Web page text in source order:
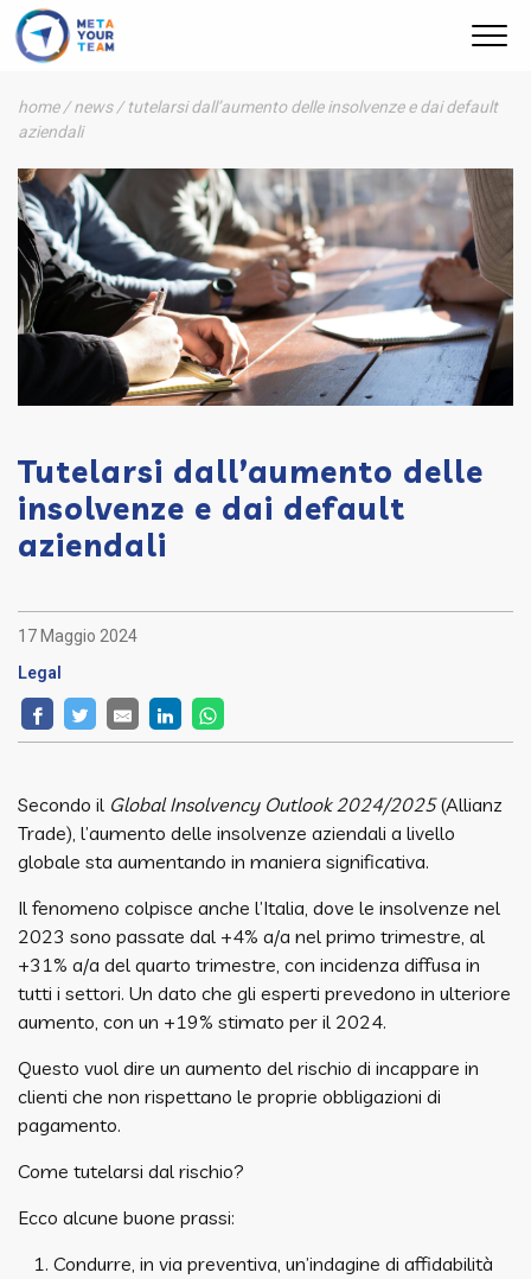
home / news / tutelarsi dall’aumento delle insolvenze e dai default
aziendali
Tutelarsi dall’aumento delle
insolvenze e dai default
aziendali
17 Maggio 2024
Legal
Secondo il Global Insolvency Outlook 2024/2025(Allianz
Trade), l’aumento delle insolvenze aziendali a livello
globale sta aumentando in maniera significativa.
Il fenomeno colpisce anche l’Italia, dove le insolvenze nel
2023 sono passate dal +4% a/a nel primo trimestre, al
+31% a/a del quarto trimestre, con incidenza diffusa in
tutti i settori. Un dato che gli esperti prevedono in ulteriore
aumento, con un +19% stimato per il 2024.
Questo vuol dire un aumento del rischio di incappare in
clienti che non rispettano le proprie obbligazioni di
pagamento.
Come tutelarsi dal rischio?
Ecco alcune buone prassi:
Condurre, in via preventiva, un’indagine di affidabilità